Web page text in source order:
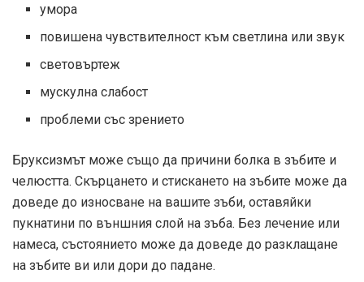
умора
повишена чувствителност към светлина или звук
световъртеж
мускулна слабост
проблеми със зрението
Бруксизмът може също да причини болка в зъбите и
челюстта. Скърцането и стискането на зъбите може да
доведе до износване на вашите зъби, оставяйки
пукнатини по външния слой на зъба. Без лечение или
намеса, състоянието може да доведе до разклащане
на зъбите ви или дори до падане.